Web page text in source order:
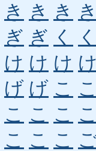
き き き
ぎ ぎ く
け け け
げ げ こ
こ こ こ
こ こ こ